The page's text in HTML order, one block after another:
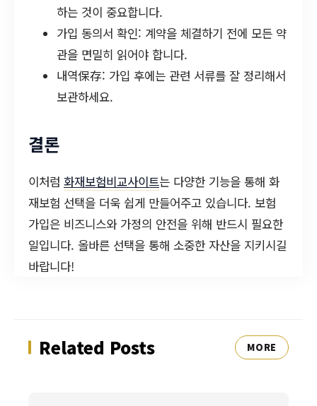
하는 것이 중요합니다.
가입 동의서 확인: 계약을 체결하기 전에 모든 약
관을 면밀히 읽어야 합니다.
내역保存: 가입 후에는 관련 서류를 잘 정리해서
보관하세요.
결론
이처럼 화재보험비교사이트는 다양한 기능을 통해 화
재보험 선택을 더욱 쉽게 만들어주고 있습니다. 보험
가입은 비즈니스와 가정의 안전을 위해 반드시 필요한
일입니다. 올바른 선택을 통해 소중한 자산을 지키시길
바랍니다!
Related Posts MORE